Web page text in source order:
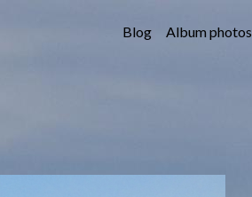
Blog Album photos